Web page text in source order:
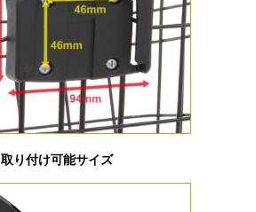
取り付け可能サイズ